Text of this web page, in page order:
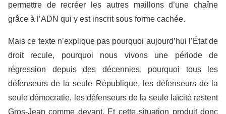
permettre de recréer les autres maillons d’une chaîne
grâce à l’ADN qui y est inscrit sous forme cachée.
Mais ce texte n’explique pas pourquoi aujourd’hui l’État de
droit recule, pourquoi nous vivons une période de
régression depuis des décennies, pourquoi tous les
défenseurs de la seule République, les défenseurs de la
seule démocratie, les défenseurs de la seule laïcité restent
Gros-Jean comme devant. Et cette situation produit donc